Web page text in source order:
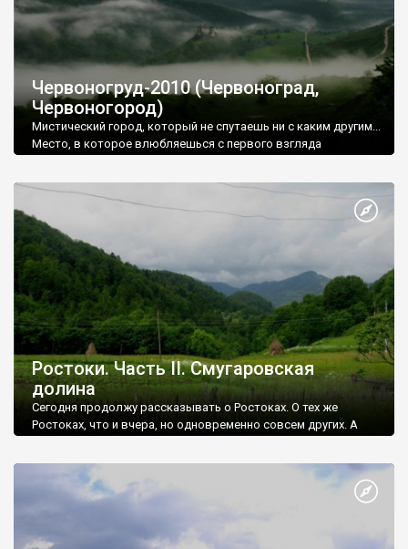
Червоногруд-2010 (Червоноград,
Червоногород)
Мистический город, который не спутаешь ни с каким другим...
Место, в которое влюбляешься с первого взгляда
вечный город, основанный неизвестно когда и неизвестно
кем. Город с неизвестным до конца прошлым и еще более
размытым будущим.
Ростоки. Часть ІІ. Смугаровская
долина
Сегодня продолжу рассказывать о Ростоках. О тех же
Ростоках, что и вчера, но одновременно совсем других. А